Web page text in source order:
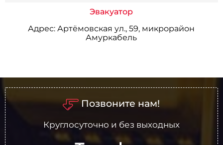
Эвакуатор
Адрес: Артёмовская ул., 59, микрорайон
Амуркабель
Позвоните нам!
Круглосуточно и без выходных